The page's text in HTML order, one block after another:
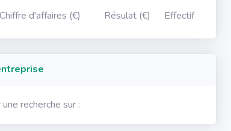
Chiffre d'affaires (€) Résulat (€) Effectif
une recherche sur :